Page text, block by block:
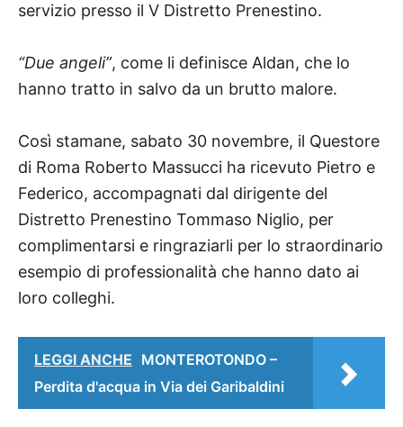
servizio presso il V Distretto Prenestino.
“Due angeli”, come li definisce Aldan, che lo
hanno tratto in salvo da un brutto malore.
Così stamane, sabato 30 novembre, il Questore
di Roma Roberto Massucci ha ricevuto Pietro e
Federico, accompagnati dal dirigente del
Distretto Prenestino Tommaso Niglio, per
complimentarsi e ringraziarli per lo straordinario
esempio di professionalità che hanno dato ai
loro colleghi.
LEGGI ANCHE MONTEROTONDO –
Perdita d'acqua in Via dei Garibaldini